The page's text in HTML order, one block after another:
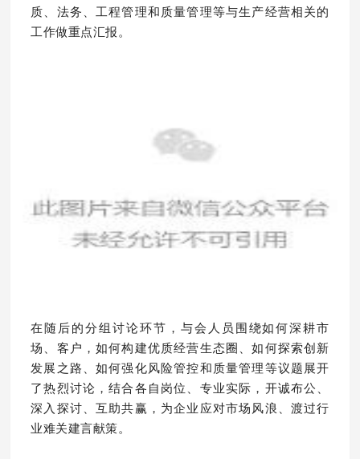
质、法务、工程管理和质量管理等与生产经营相关的
工作做重点汇报。
在随后的分组讨论环节，与会人员围绕如何深耕市
场、客户，如何构建优质经营生态圈、如何探索创新
发展之路、如何强化风险管控和质量管理等议题展开
了热烈讨论，结合各自岗位、专业实际，开诚布公、
深入探讨、互助共赢，为企业应对市场风浪、渡过行
业难关建言献策。